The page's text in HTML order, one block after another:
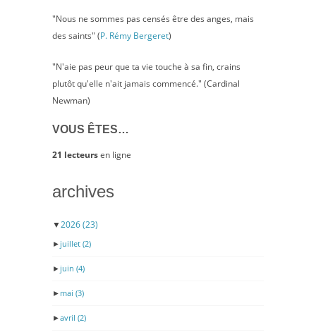
"Nous ne sommes pas censés être des anges, mais
des saints" (P. Rémy Bergeret)
"N'aie pas peur que ta vie touche à sa fin, crains
plutôt qu'elle n'ait jamais commencé." (Cardinal
Newman)
VOUS ÊTES…
21 lecteursen ligne
archives
▼2026(23)
► juillet (2)
► juin (4)
► mai (3)
►avril (2)